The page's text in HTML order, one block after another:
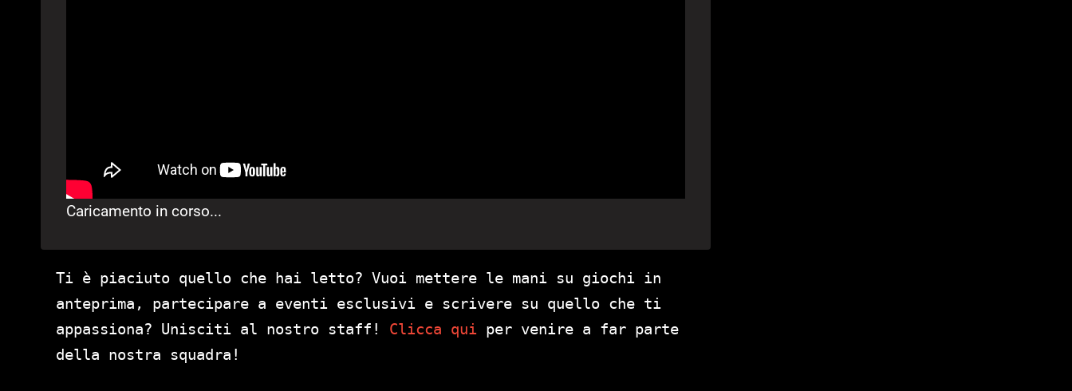
Caricamento in corso...
Ti è piaciuto quello che hai letto? Vuoi mettere le mani su giochi in
anteprima, partecipare a eventi esclusivi e scrivere su quello che ti
appassiona? Unisciti al nostro staff! Clicca qui per venire a far parte
della nostra squadra!